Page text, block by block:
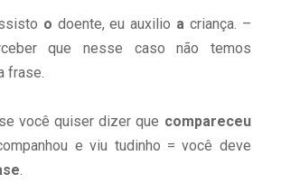
o doente, eu auxilio acriança. –
que nesse caso não temos
frase.
você quiser dizer que compareceu
e viu tudinho = você deve
.